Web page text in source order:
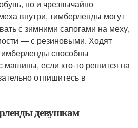
но и чрезвычайно
внутри, тимберленды могут
с зимними сапогами на меху,
— с резиновыми. Ходят
способны
машины, если кто-то решится на
отпишитесь в
девушкам